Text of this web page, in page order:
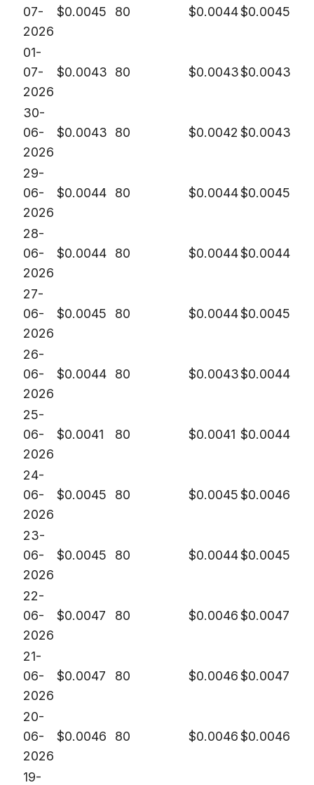
07-
2026
$0.0045 80 $0.0044$0.0045
01-
07-
2026
$0.0043 80 $0.0043$0.0043
30-
06-
2026
$0.0043 80 $0.0042 $0.0043
29-
06-
2026
$0.0044 80 $0.0044$0.0045
28-
06-
2026
$0.0044 80 $0.0044$0.0044
27-
06-
2026
$0.0045 80 $0.0044$0.0045
26-
06-
2026
$0.0044 80 $0.0043$0.0044
25-
06-
2026
$0.0041 80 $0.0041 $0.0044
24-
06-
2026
$0.0045 80 $0.0045$0.0046
23-
06-
2026
$0.0045 80 $0.0044$0.0045
22-
06-
2026
$0.0047 80 $0.0046$0.0047
21-
06-
2026
$0.0047 80 $0.0046$0.0047
20-
06-
2026
$0.0046 80 $0.0046$0.0046
19-